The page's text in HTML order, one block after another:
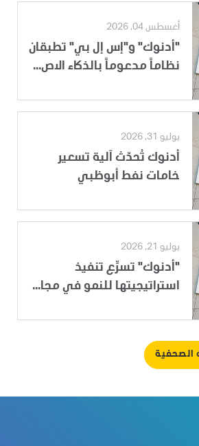
أغسطس 04, 2026
"أدنوك" و"إس إل بي" تطبقان
نظاماً مدعوماً بالذكاء الاص...
يوليو 31, 2026
أدنوك تُحدّث آلية تسعير
خامات نفط أبوظبي
يوليو 21, 2026
"أدنوك" تسرِّع تنفيذ
استراتيجيتها للنمو في مجا...
الصحفية